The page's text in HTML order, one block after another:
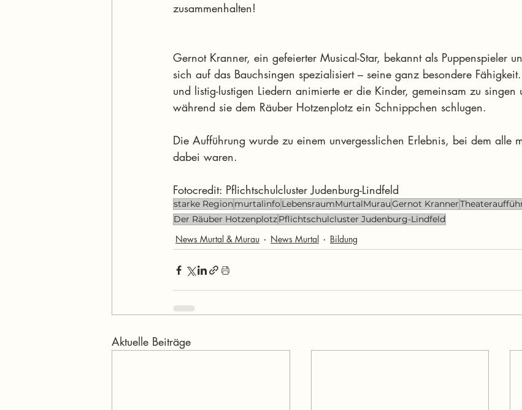
zusammenhalten!
Gernot Kranner, ein gefeierter Musical-Star, bekannt als Puppenspieler
sich auf das Bauchsingen spezialisiert – seine ganz besondere
und listig-lustigen Liedern animierte er die Kinder, gemeinsam zu singen
während sie dem Räuber Hotzenplotz ein Schnippchen schlugen.
Die Aufführung wurde zu einem unvergesslichen Erlebnis, bei dem alle
dabei waren.
Fotocredit: Pflichtschulcluster Judenburg-Lindfeld
starke Regionmurtalinfo LebensraumMurtalMurauGernot Kranner
Der Räuber HotzenplotzPflichtschulcluster Judenburg-Lindfeld
News Murtal & Murau News Murtal Bildung
Aktuelle Beiträge